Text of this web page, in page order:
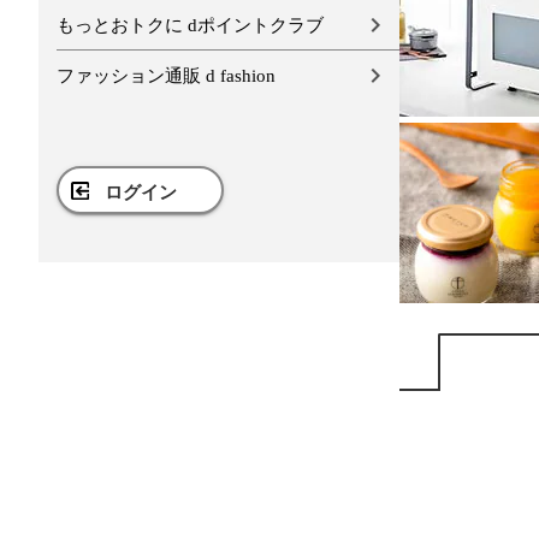
もっとおトクに dポイントクラブ
ファッション通販 d fashion
ログイン